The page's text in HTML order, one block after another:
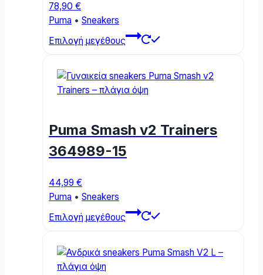
78,90 €
Puma • Sneakers
Επιλογή μεγέθους
This
multiple
may
page
Puma Smash v2 Trainers
364989-15
44,99 €
Puma • Sneakers
Επιλογή μεγέθους
This
multiple